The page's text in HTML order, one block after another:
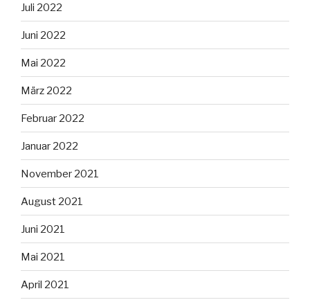
Juli 2022
Juni 2022
Mai 2022
März 2022
Februar 2022
Januar 2022
November 2021
August 2021
Juni 2021
Mai 2021
April 2021